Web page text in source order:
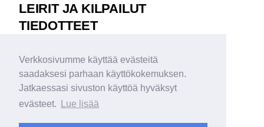
Verkkosivumme käyttää evästeitä
saadaksesi parhaan käyttökokemuksen.
Jatkaessasi sivuston käyttöä hyväksyt
evästeet.
Lue lisää
LEIRIT JA KILPAILUT
TIEDOTTEET
MATERIAALIPANKKI
VERKKOKAUPPA
IN ENGLISH